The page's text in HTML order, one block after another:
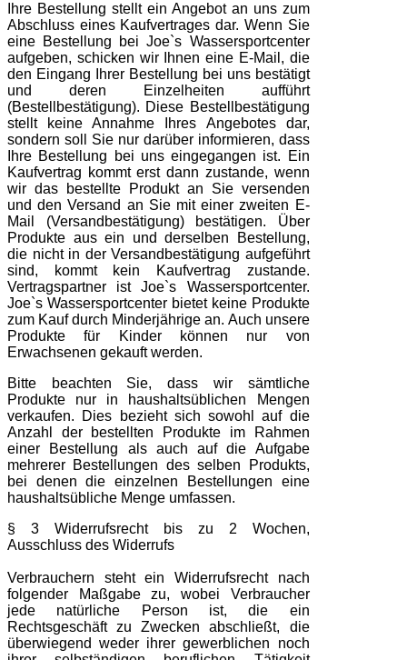
Ihre Bestellung stellt ein Angebot an uns zum
Abschluss eines Kaufvertrages dar. Wenn Sie
eine Bestellung bei Joe`s Wassersportcenter
aufgeben, schicken wir Ihnen eine E-Mail, die
den Eingang Ihrer Bestellung bei uns bestätigt
und deren Einzelheiten aufführt
(Bestellbestätigung). Diese Bestellbestätigung
stellt keine Annahme Ihres Angebotes dar,
sondern soll Sie nur darüber informieren, dass
Ihre Bestellung bei uns eingegangen ist. Ein
Kaufvertrag kommt erst dann zustande, wenn
wir das bestellte Produkt an Sie versenden
und den Versand an Sie mit einer zweiten E-
Mail (Versandbestätigung) bestätigen. Über
Produkte aus ein und derselben Bestellung,
die nicht in der Versandbestätigung aufgeführt
sind, kommt kein Kaufvertrag zustande.
Vertragspartner ist Joe`s Wassersportcenter.
Joe`s Wassersportcenter bietet keine Produkte
zum Kauf durch Minderjährige an. Auch unsere
Produkte für Kinder können nur von
Erwachsenen gekauft werden.
Bitte beachten Sie, dass wir sämtliche
Produkte nur in haushaltsüblichen Mengen
verkaufen. Dies bezieht sich sowohl auf die
Anzahl der bestellten Produkte im Rahmen
einer Bestellung als auch auf die Aufgabe
mehrerer Bestellungen des selben Produkts,
bei denen die einzelnen Bestellungen eine
haushaltsübliche Menge umfassen.
§ 3 Widerrufsrecht bis zu 2 Wochen,
Ausschluss des Widerrufs
Verbrauchern steht ein Widerrufsrecht nach
folgender Maßgabe zu, wobei Verbraucher
jede natürliche Person ist, die ein
Rechtsgeschäft zu Zwecken abschließt, die
überwiegend weder ihrer gewerblichen noch